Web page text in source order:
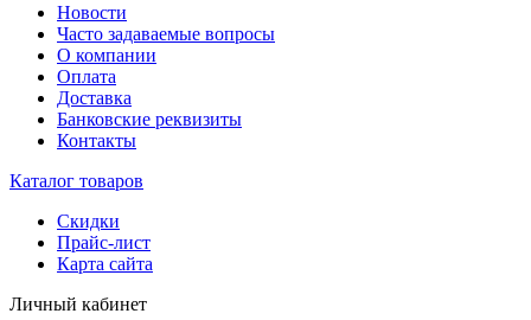
Новости
Часто задаваемые вопросы
О компании
Оплата
Доставка
Банковские реквизиты
Контакты
Каталог товаров
Скидки
Прайс-лист
Карта сайта
Личный кабинет